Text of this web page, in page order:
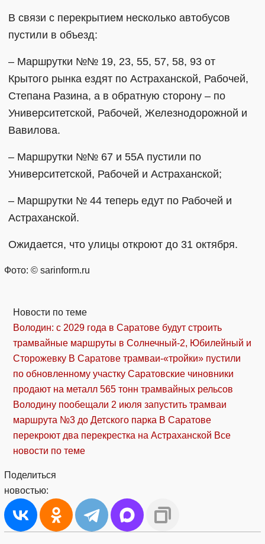
В связи с перекрытием несколько автобусов
пустили в объезд:
– Маршрутки №№ 19, 23, 55, 57, 58, 93 от
Крытого рынка ездят по Астраханской, Рабочей,
Степана Разина, а в обратную сторону – по
Университетской, Рабочей, Железнодорожной и
Вавилова.
– Маршрутки №№ 67 и 55А пустили по
Университетской, Рабочей и Астраханской;
– Маршрутки № 44 теперь едут по Рабочей и
Астраханской.
Ожидается, что улицы откроют до 31 октября.
Фото: © sarinform.ru
Новости по теме
Володин: с 2029 года в Саратове будут строить
трамвайные маршруты в Солнечный-2, Юбилейный и
Сторожевку В Саратове трамваи-«тройки» пустили
по обновленному участку Саратовские чиновники
продают на металл 565 тонн трамвайных рельсов
Володину пообещали 2 июля запустить трамваи
маршрута №3 до Детского парка В Саратове
перекроют два перекрестка на Астраханской Все
новости по теме
Поделиться
новостью: